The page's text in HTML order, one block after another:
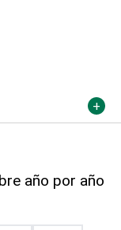
año por año